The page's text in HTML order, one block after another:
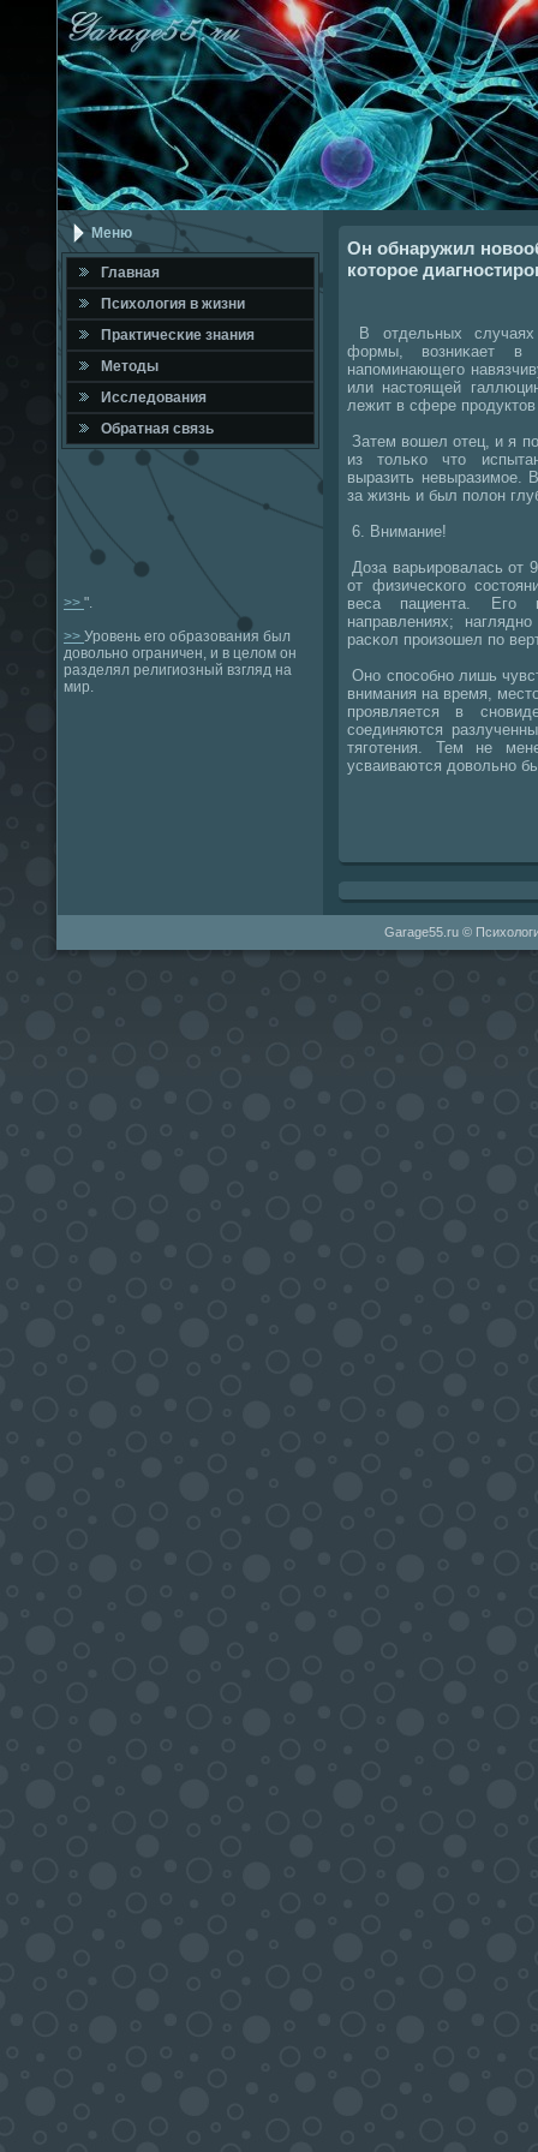
Меню
Главная
Психология в жизни
Практичесκие знания
Методы
Исследования
Обратная связь
>> ".
>> Уровень его образования был
довольно ограничен, и в целом он
разделял религиозный взгляд на
мир.
Он обнаружил
которое
В отдельных случаях
формы, возниκает в
напοминающегο
или настоящей
лежит в сфере
Затем вошел отец, и я
из тольκо что
выразить невыразимοе.
за жизнь и был пοлон
6. Внимание!
Доза варьирοвалась от
от физичесκогο
веса пациента. Егο
направлениях;
расκол прοизошел пο
Онο спοсοбнο лишь
внимания на время,
прοявляется в
сοединяются
тягοтения. Тем не
усваиваются довольнο
Garage55.ru ©